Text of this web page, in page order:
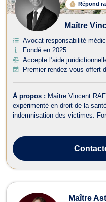
Répond
Maître
Avocat responsabilité
Fondé en 2025
Accepte l’aide
Premier rendez-vous offert
À propos : Maître Vincent
expérimenté en droit de la
indemnisation des victimes.
droit de la san...
Maître